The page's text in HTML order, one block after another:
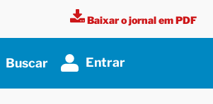
Baixar o jornal em PDF
Buscar Entrar